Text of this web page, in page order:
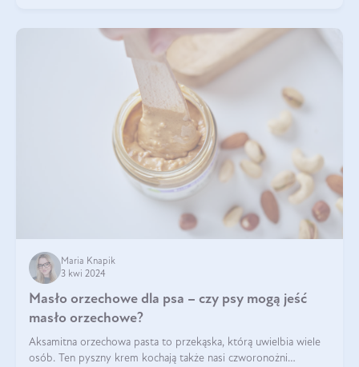
Maria Knapik
3 kwi 2024
Masło orzechowe dla psa – czy psy mogą jeść
masło orzechowe?
Aksamitna orzechowa pasta to przekąska, którą uwielbia wiele
osób. Ten pyszny krem kochają także nasi czworonożni